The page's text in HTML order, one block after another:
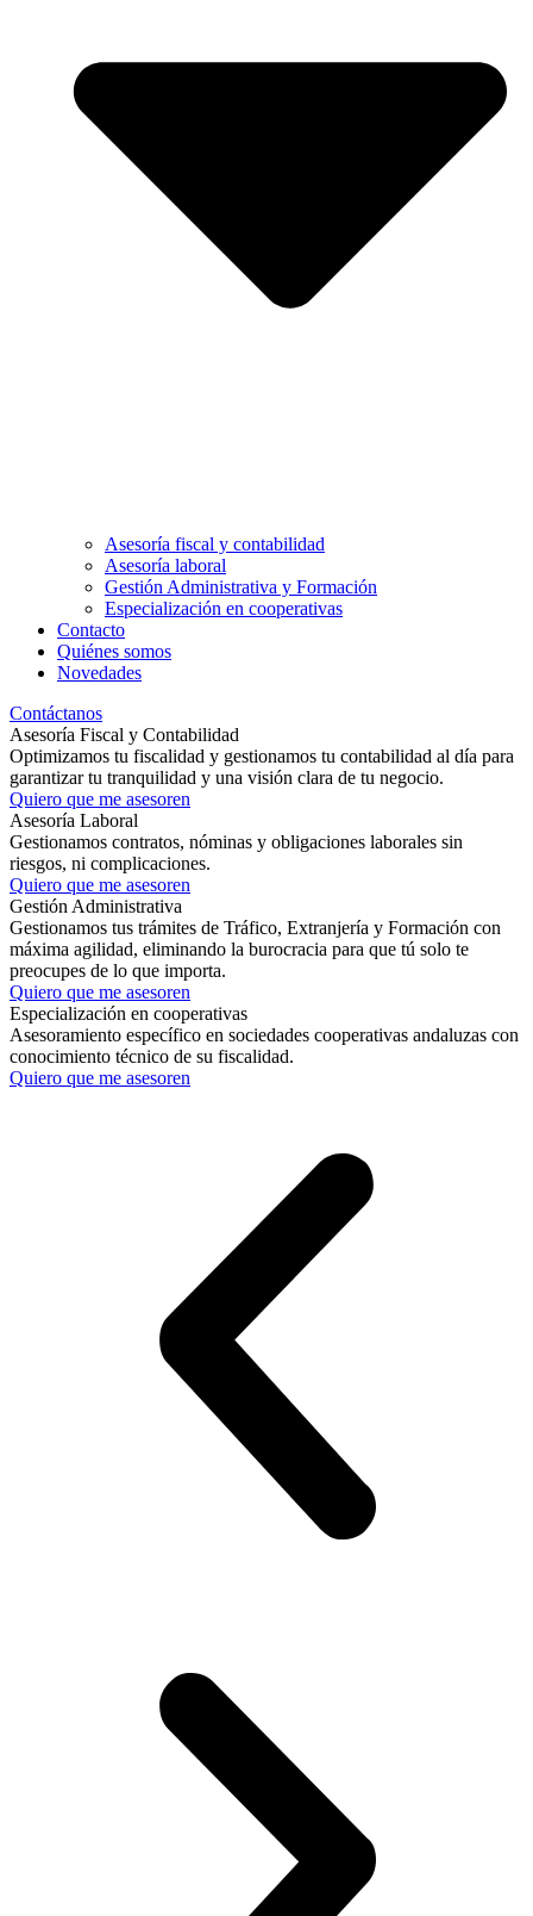
Asesoría fiscal y contabilidad
Asesoría laboral
Gestión Administrativa y Formación
Especialización en cooperativas
Contacto
Quiénes somos
Novedades
Contáctanos
Asesoría Fiscal y Contabilidad
Optimizamos tu fiscalidad y gestionamos tu contabilidad al día para
garantizar tu tranquilidad y una visión clara de tu negocio.
Quiero que me asesoren
Asesoría Laboral
Gestionamos contratos, nóminas y obligaciones laborales sin
riesgos, ni complicaciones.
Quiero que me asesoren
Gestión Administrativa
Gestionamos tus trámites de Tráfico, Extranjería y Formación con
máxima agilidad, eliminando la burocracia para que tú solo te
preocupes de lo que importa.
Quiero que me asesoren
Especialización en cooperativas
Asesoramiento específico en sociedades cooperativas andaluzas con
conocimiento técnico de su fiscalidad.
Quiero que me asesoren